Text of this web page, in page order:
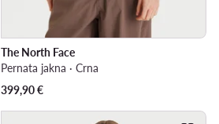
The North Face
Pernata jakna · Crna
399,90€